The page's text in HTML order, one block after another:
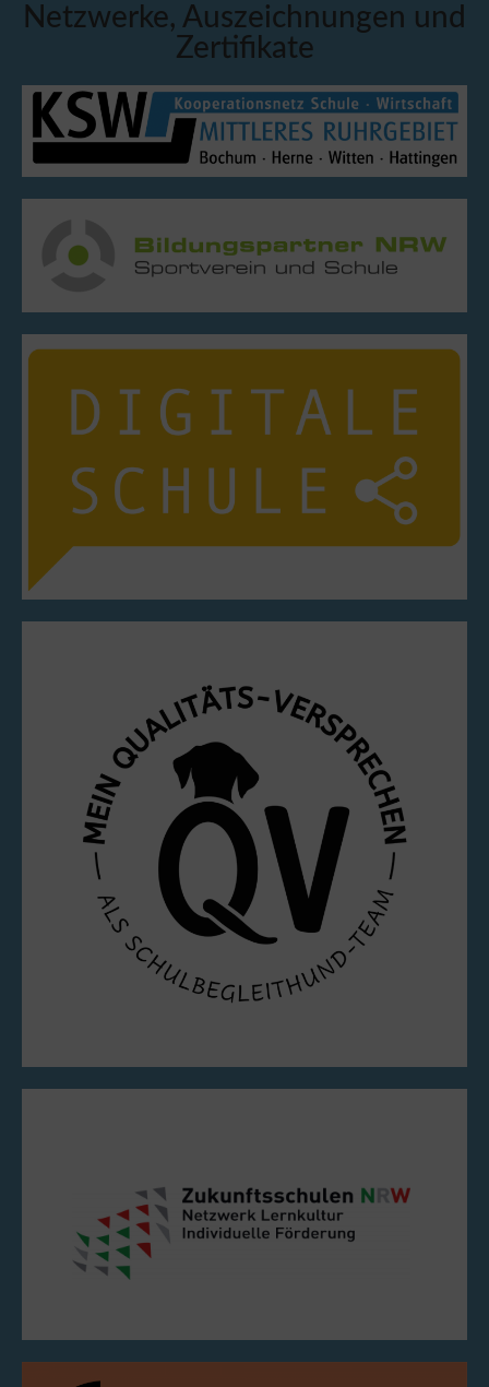
Netzwerke, Auszeichnungen und
Zertifikate